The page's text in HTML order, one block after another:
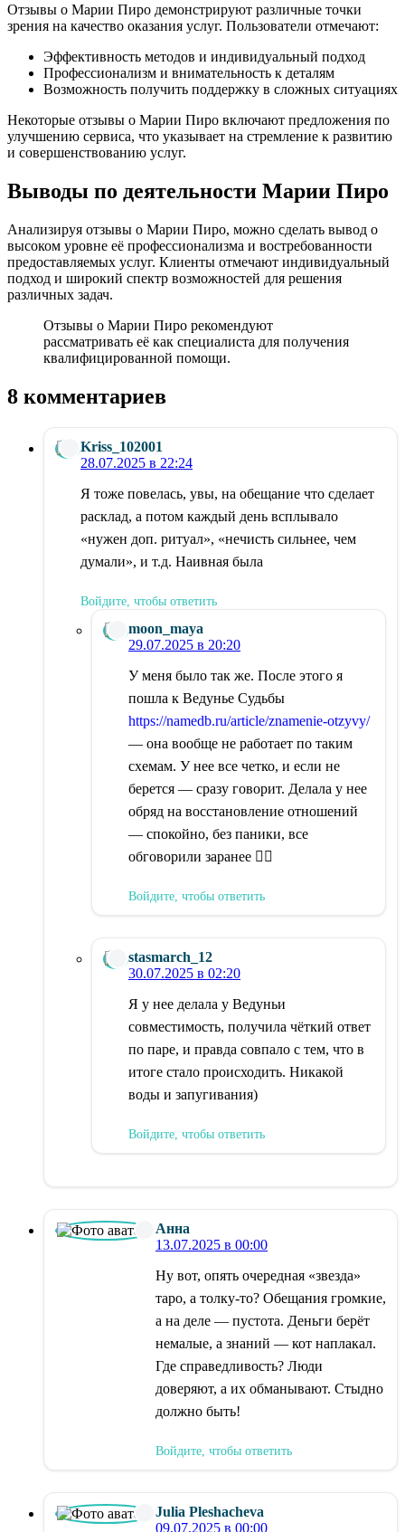
Отзывы о Марии Пиро демонстрируют различные точки
зрения на качество оказания услуг. Пользователи отмечают:
Эффективность методов и индивидуальный подход
Профессионализм и внимательность к деталям
Возможность получить поддержку в сложных ситуациях
Некоторые отзывы о Марии Пиро включают предложения по
улучшению сервиса, что указывает на стремление к развитию
и совершенствованию услуг.
Выводы по деятельности Марии Пиро
Анализируя отзывы о Марии Пиро, можно сделать вывод о
высоком уровне её профессионализма и востребованности
предоставляемых услуг. Клиенты отмечают индивидуальный
подход и широкий спектр возможностей для решения
различных задач.
Отзывы о Марии Пиро рекомендуют
рассматривать её как специалиста для получения
квалифицированной помощи.
8 комментариев
Kriss_102001
28.07.2025 в 22:24
Я тоже повелась, увы, на обещание что сделает
расклад, а потом каждый день всплывало
«нужен доп. ритуал», «нечисть сильнее, чем
думали», и т.д. Наивная была
Войдите, чтобы ответить
moon_maya
29.07.2025 в 20:20
У меня было так же. После этого я
пошла к Ведунье Судьбы
https://namedb.ru/article/znamenie-otzyvy/
— она вообще не работает по таким
схемам. У нее все четко, и если не
берется — сразу говорит. Делала у нее
обряд на восстановление отношений
— спокойно, без паники, все
обговорили заранее 👍🏻
Войдите, чтобы ответить
stasmarch_12
30.07.2025 в 02:20
Я у нее делала у Ведуньи
совместимость, получила чёткий ответ
по паре, и правда совпало с тем, что в
итоге стало происходить. Никакой
воды и запугивания)
Войдите, чтобы ответить
Анна
13.07.2025 в 00:00
Ну вот, опять очередная «звезда»
таро, а толку-то? Обещания громкие,
а на деле — пустота. Деньги берёт
немалые, а знаний — кот наплакал.
Где справедливость? Люди
доверяют, а их обманывают. Стыдно
должно быть!
Войдите, чтобы ответить
Julia Pleshacheva
09.07.2025 в 00:00